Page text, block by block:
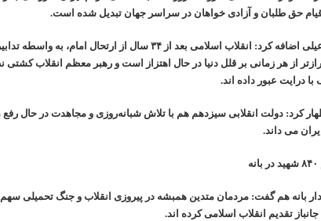
حق طلبان و آزادی خواهان در سراسر جهان تبدیل شده است.
اسماعیلی اضافه کرد: انقلاب اسلامی بعد از ۳۴ سال از
از هر زمانی بر قلل دنیا در حال اهتزاز است و رهبر معظم انقلاب کشتی
با درایت عبور داده اند.
کرد: دولت انقلابی سیزدهم هم با تلاش شبانه‌روزی و مجاهدت در حال
می داند.